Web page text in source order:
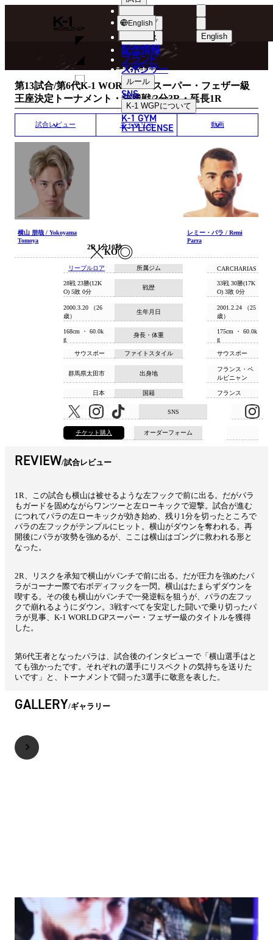
K-
WGP
English
ショップ
ニュース
配信情報
ブランド
スポンサー
ルール
SNS
K-1 WGPについて
K-1 GYM
K-1 LICENSE
English
MATCH RESULT
試合結果
第13試合/第6代K-1 WORLD GPスーパー・フェザー級
王座決定トーナメント・決勝戦/3分3R・延長1R
試合レビュー ギャラリー 動画
横山 朋哉 / Yokoyama
Tomoya
KO
2R 1分10秒
レミー・パラ / Remi
Parra
所属ジム
リーブルロア CARCHARIAS
戦歴
28戦 23勝(12K
O) 5敗 0分
33戦 30勝(17K
O) 3敗 0分
生年月日
2000.3.20 （26
歳）
2001.2.24 （25
歳）
身長・体重
168cm ・ 60.0k
g
175cm ・ 60.0k
g
ファイトスタイル
サウスポー サウスポー
出身地
群馬県太田市
フランス・ペ
ルピニャン
国籍
日本 フランス
SNS
オーダーフォーム
チケット購入
REVIEW 試合レビュー
1R、この試合も横山は被せるような左フックで前に出る。だがパラ
もガードを固めながらワンツーと左ローキックで迎撃。試合が進む
につれてパラの左ローキックが効き始め、残り1分を切ったところで
パラの左フックがテンプルにヒット。横山がダウンを奪われる。再
開後にパラが攻勢を強めるが、ここは横山はゴングに救われる形と
なった。
2R、リスクを承知で横山がパンチで前に出る。だが圧力を強めたパ
ラがコーナー際で右ボディフックを一閃。横山はたまらずダウンを
喫する。その後も横山がパンチで一発逆転を狙うが、パラの左フッ
クで崩れるようにダウン。3戦すべてを安定した闘いで乗り切ったパ
ラが見事、K-1 WORLD GPスーパー・フェザー級のタイトルを獲得
した。
第6代王者となったパラは、試合後のインタビューで「横山選手はと
ても強かったです。それぞれの選手にリスペクトの気持ちを送りた
いです」と、トーナメントで闘った3選手に敬意を表した。
GALLERY ギャラリー